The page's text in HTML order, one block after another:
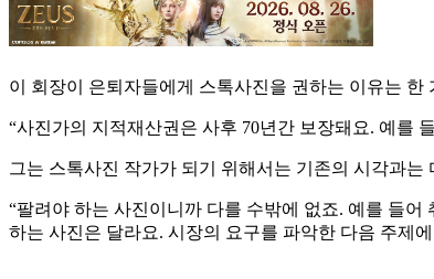
이 회장이 은퇴자들에게 스톡사진을 권하는 이유는 한
“사진가의 지적재산권은 사후 70년간 보장돼요. 예를
그는 스톡사진 작가가 되기 위해서는 기존의 시각과
“팔려야 하는 사진이니까 다를 수밖에 없죠. 예를 들
하는 사진은 달라요. 시장의 요구를 파악한 다음 주제